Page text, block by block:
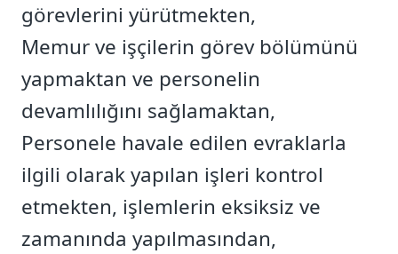
görevlerini yürütmekten,
Memur ve işçilerin görev bölümünü
yapmaktan ve personelin
devamlılığını sağlamaktan,
Personele havale edilen evraklarla
ilgili olarak yapılan işleri kontrol
etmekten, işlemlerin eksiksiz ve
zamanında yapılmasından,